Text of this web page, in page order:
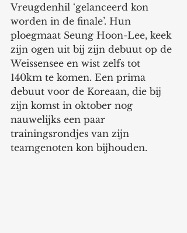
Vreugdenhil ‘gelanceerd kon
worden in de finale’. Hun
ploegmaat Seung Hoon-Lee, keek
zijn ogen uit bij zijn debuut op de
Weissensee en wist zelfs tot
140km te komen. Een prima
debuut voor de Koreaan, die bij
zijn komst in oktober nog
nauwelijks een paar
trainingsrondjes van zijn
teamgenoten kon bijhouden.